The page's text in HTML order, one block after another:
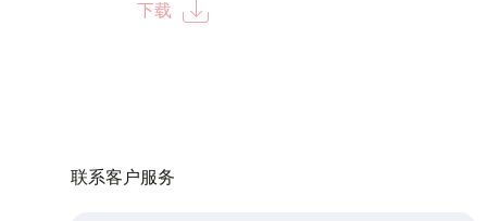
下载
联系客户服务